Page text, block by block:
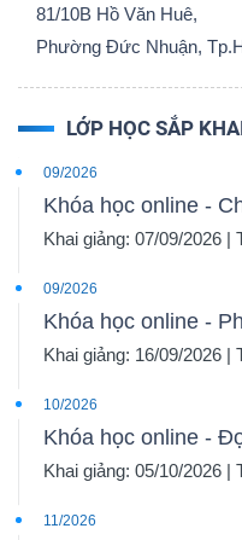
81/10B Hồ Văn Huê,
Phường Đức Nhuận,
LỚP HỌC SẮP
09/2026
Khóa học online -
Khai giảng: 07/09/2026 |
09/2026
Khóa học online -
Khai giảng: 16/09/2026 |
10/2026
Khóa học online -
Khai giảng: 05/10/2026 |
11/2026